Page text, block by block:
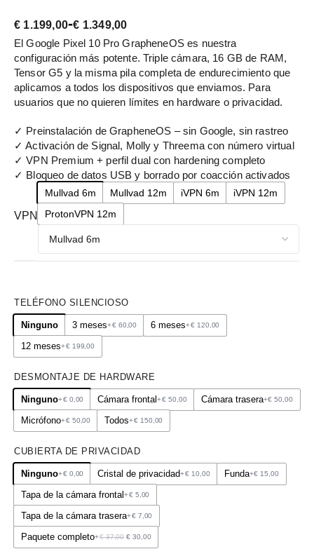
€ 1.199,00-€ 1.349,00
El Google Pixel 10 Pro GrapheneOS es nuestra
configuración más potente. Triple cámara, 16 GB de RAM,
Tensor G5 y la misma pila completa de endurecimiento que
aplicamos a todos los dispositivos que enviamos. Para
usuarios que no quieren límites en hardware o privacidad.
✓ Preinstalación de GrapheneOS – sin Google, sin rastreo
✓ Activación de Signal, Molly y Threema con número virtual
✓ VPN Premium + perfil dual con hardening completo
✓ Bloqueo de datos USB y borrado por coacción activados
VPN
Mullvad 6m Mullvad 12m iVPN 6m
iVPN 12m
ProtonVPN 12m
TELÉFONO SILENCIOSO
Ninguno 3 meses+€60,00 6 meses+€ 120,00
12 meses+€199,00
DESMONTAJE DE HARDWARE
Ninguno+€0,00 Cámara frontal+€ 50,00 Cámara trasera+€ 50,00
Micrófono+€50,00 Todos+€ 150,00
CUBIERTA DE PRIVACIDAD
Ninguno+€0,00 Cristal de privacidad+€ 10,00 Funda+€ 15,00
Tapa de la cámara frontal+€5,00
Tapa de la cámara trasera+€7,00
Paquete completo+€37,00 € 30,00